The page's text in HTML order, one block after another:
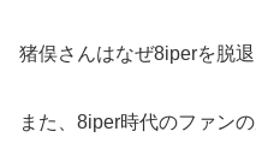
猪俣さんはなぜ8iperを脱
また、8iper時代のファン